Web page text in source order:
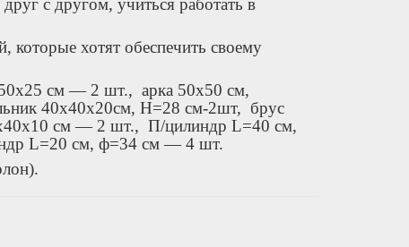
с другом, учиться работать в
хотят обеспечить своему
см — 2 шт., арка 50х50 см,
40х40х20см, Н=28 см-2шт, брус
см — 2 шт., П/цилиндр L=40 см,
L=20 см, ф=34 см — 4 шт.